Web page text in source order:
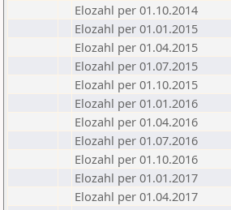
Elozahl per 01.10.2014
Elozahl per 01.01.2015
Elozahl per 01.04.2015
Elozahl per 01.07.2015
Elozahl per 01.10.2015
Elozahl per 01.01.2016
Elozahl per 01.04.2016
Elozahl per 01.07.2016
Elozahl per 01.10.2016
Elozahl per 01.01.2017
Elozahl per 01.04.2017